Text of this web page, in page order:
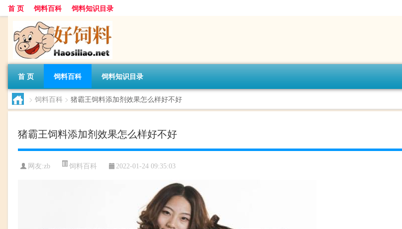
首 页 饲料百科 饲料知识目录
首 页 饲料百科 饲料知识目录
> 饲料百科 > 猪霸王饲料添加剂效果怎么样好不好
猪霸王饲料添加剂效果怎么样好不好
网友:zb 饲料百科 2022-01-24 09:35:03